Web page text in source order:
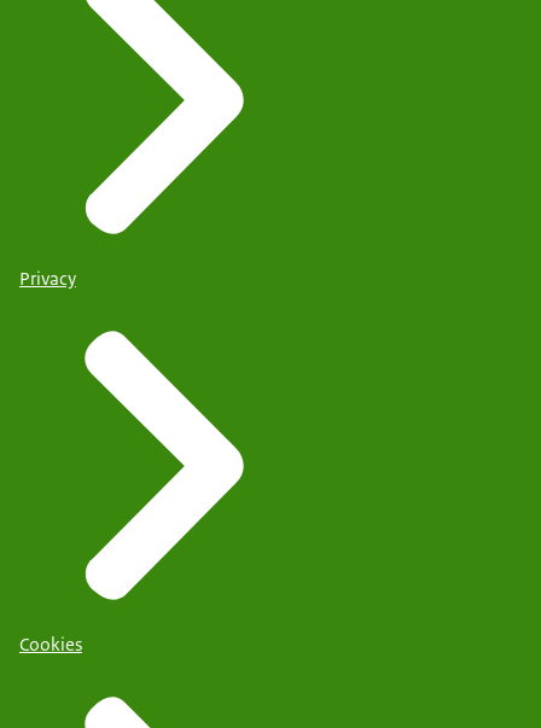
Privacy
Cookies